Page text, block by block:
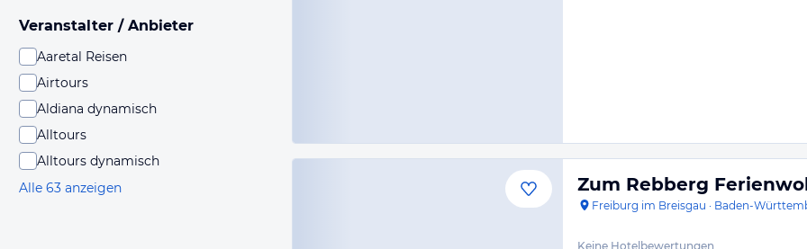
Veranstalter / Anbieter
Aaretal Reisen
Airtours
Aldiana dynamisch
Alltours
Alltours dynamisch
Alle 63 anzeigen
Zum Rebberg
Freiburg im Breisgau · Baden-
Keine Hotelbewertungen